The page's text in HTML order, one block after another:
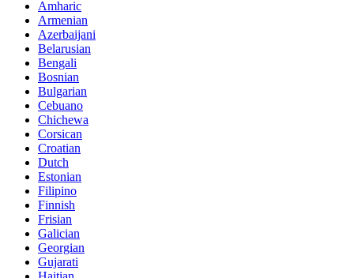
Amharic
Armenian
Azerbaijani
Belarusian
Bengali
Bosnian
Bulgarian
Cebuano
Chichewa
Corsican
Croatian
Dutch
Estonian
Filipino
Finnish
Frisian
Galician
Georgian
Gujarati